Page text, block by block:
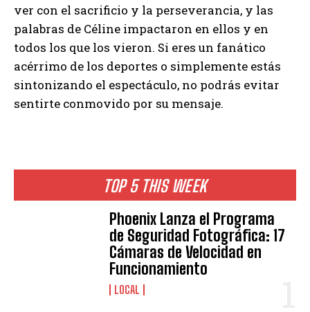
TOP 5 THIS WEEK
Phoenix Lanza el Programa
de Seguridad Fotográfica: 17
Cámaras de Velocidad en
Funcionamiento
LOCAL
ver con el sacrificio y la perseverancia, y las
palabras de Céline impactaron en ellos y en
todos los que los vieron. Si eres un fanático
acérrimo de los deportes o simplemente estás
sintonizando el espectáculo, no podrás evitar
sentirte conmovido por su mensaje.